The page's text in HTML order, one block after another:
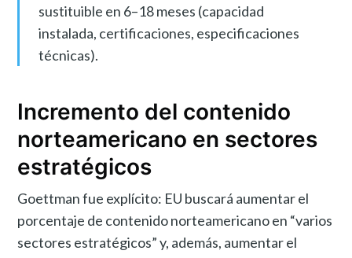
sustituible en 6–18 meses (capacidad
instalada, certificaciones, especificaciones
técnicas).
Incremento del contenido
norteamericano en sectores
estratégicos
Goettman fue explícito: EU buscará aumentar el
porcentaje de contenido norteamericano en “varios
sectores estratégicos” y, además, aumentar el